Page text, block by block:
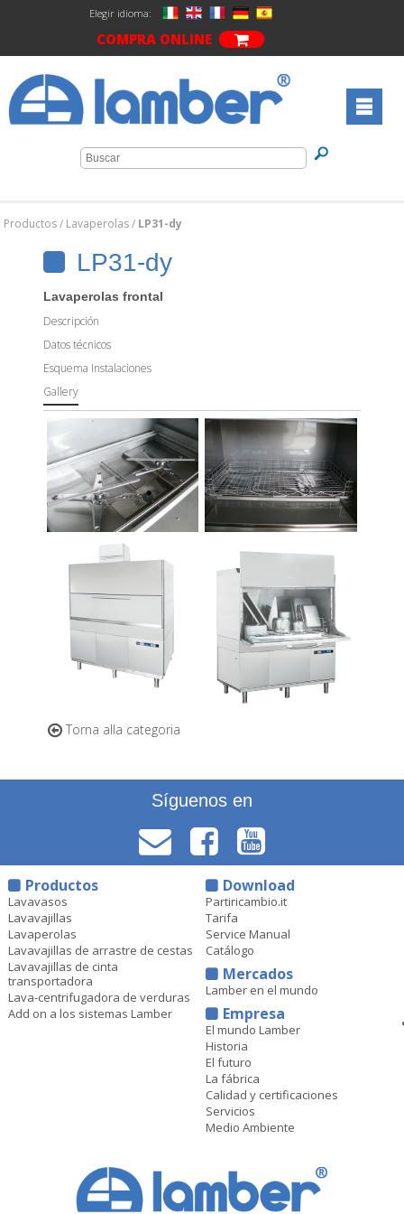
Elegir idioma:
COMPRA ONLINE
Productos/ Lavaperolas/ LP31-dy
LP31-dy
Lavaperolas frontal
Descripción
Datos técnicos
Esquema Instalaciones
Gallery
Torna alla categoria
Síguenos en
Productos
Lavavasos
Lavavajillas
Lavaperolas
Lavavajillas de arrastre de cestas
Lavavajillas de cinta
transportadora
Lava-centrifugadora de verduras
Add on a los sistemas Lamber
Download
Partiricambio.it
Tarifa
Service Manual
Catálogo
Mercados
Lamber en el mundo
Empresa
El mundo Lamber
Historia
El futuro
La fábrica
Calidad y certificaciones
Servicios
Medio Ambiente